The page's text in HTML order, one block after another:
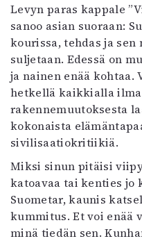
Levyn paras kappale
sanoo asian suoraan:
kourissa, tehdas ja
suljetaan. Edessä on
ja nainen enää kohtaa.
hetkellä kaikkialla
rakennemuutoksesta
kokonaista
sivilisaatiokritiikiä.
Miksi sinun pitäisi
katoavaa tai kenties jo
Suometar, kaunis
kummitus. Et voi enää
minä tiedän sen.